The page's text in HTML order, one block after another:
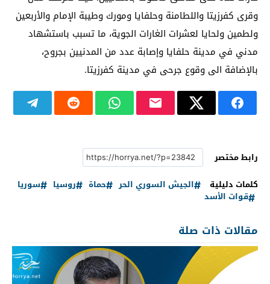
وقرى كفرزيتا واللطامنة وحلفايا ومورك وطيبة الإمام والأربعين
ولطمين ولحايا لعشرات الغارات الجوية، ما تسبب باستشهاد
مدني في مدينة حلفايا وإصابة عدد من المدنيين بجروح،
بالإضافة الى وقوع جرحى في مدينة كفرزيتا.
رابط مختصر
كلمات دليلية
الجيش السوري الحر حماة روسيا
سوريا
قوات الأسد
مقالات ذات صلة